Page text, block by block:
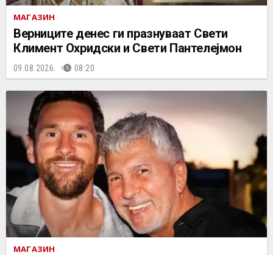
МАГАЗИН
Верниците денес ги празнуваат Свети
Климент Охридски и Свети Пантелејмон
09.08.2026. 08:20
МАГАЗИН